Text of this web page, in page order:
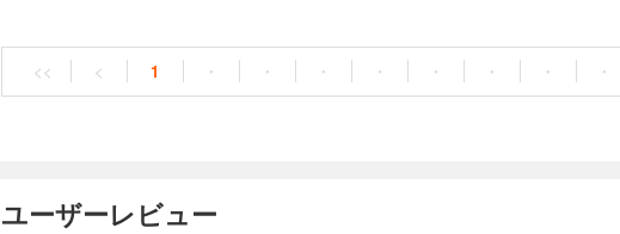
が現われる。本書では、これらの疾患から脱する術と予防法を解説。首を
酷使する現代人に警鐘を鳴らす一冊！
<< < 1 ・ ・ ・ ・ ・ ・ ・ ・
ユーザーレビュー